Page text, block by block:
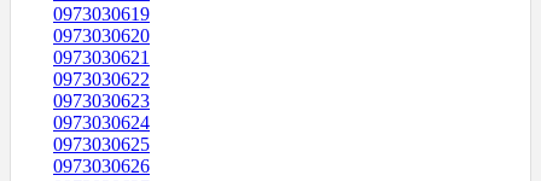
0973030619
0973030620
0973030621
0973030622
0973030623
0973030624
0973030625
0973030626